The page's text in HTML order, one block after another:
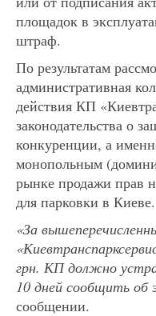
площадок в
штраф.
По результатам
административная
действия КП
законодательства о
конкуренции, а
монопольным
рынке продажи прав
для парковки в Киеве.
«За
грн. КП должно
10 дней сообщить
сообщении.